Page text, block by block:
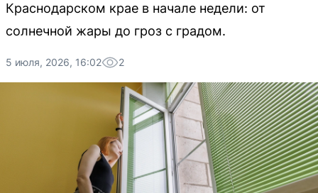
Краснодарском крае в начале недели: от
солнечной жары до гроз с градом.
5 июля, 2026, 16:02 2